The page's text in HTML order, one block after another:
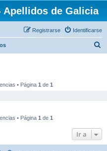
Apellidos de Galicia
Identificarse
Registrarse
• Página 1 de 1
• Página 1 de 1
Ir a